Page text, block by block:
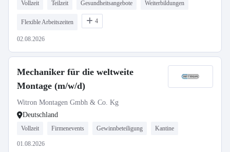
Vollzeit Teilzeit Gesundheitsangebote Weiterbildungen
Flexible Arbeitszeiten 4
02.08.2026
Mechaniker für die weltweite
Montage (m/w/d)
Witron Montagen Gmbh & Co. Kg
Deutschland
Vollzeit Firmenevents Gewinnbeteiligung Kantine
01.08.2026